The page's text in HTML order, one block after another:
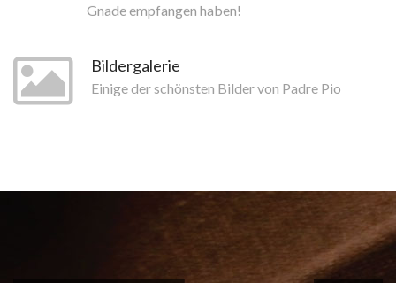
Gnade empfangen haben!
Bildergalerie
Einige der schönsten Bilder von Padre Pio